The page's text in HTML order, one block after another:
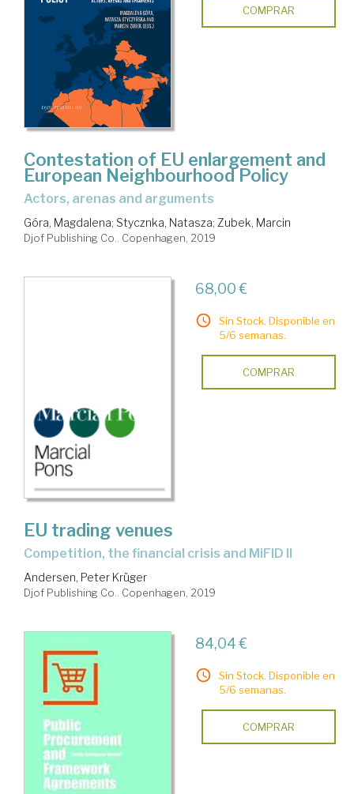
COMPRAR
Contestation of EU enlargement and
European Neighbourhood Policy
actors, arenas and arguments
Góra, Magdalena; Stycznka, Natasza; Zubek, Marcin
Djof Publishing Co.. Copenhagen, 2019
68,00 €
Sin Stock. Disponible en
5/6 semanas.
COMPRAR
EU trading venues
competition, the financial crisis and MiFID II
Andersen, Peter Krüger
Djof Publishing Co.. Copenhagen, 2019
84,04 €
Sin Stock. Disponible en
5/6 semanas.
COMPRAR